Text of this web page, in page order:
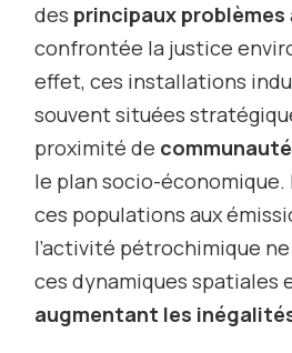
des principaux problèmes
confrontée la justice
effet, ces installations
souvent situées
proximité de
le plan socio-économique.
ces populations aux
l’activité pétrochimique
ces dynamiques spatiales
augmentant les